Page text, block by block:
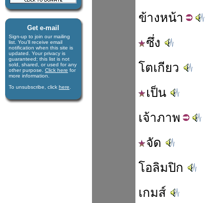
Get e-mail
Sign-up to join our mail­ing
list. You'll receive e­mail
notification when this site is
updated. Your privacy is
guaran­teed; this list is not
sold, shared, or used for any
other purpose. Click here for
more infor­mation.
To unsubscribe, click here
ข้างหน้า
ซึ่ง
โตเกียว
เป็น
เจ้าภาพ
จัด
โอลิมปิก
เกมส์